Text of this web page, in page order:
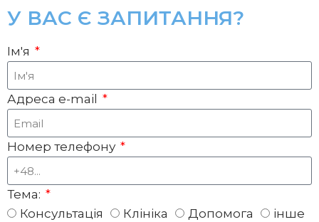
У ВАС Є ЗАПИТАННЯ?
Ім'я
Адреса e-mail
Номер телефону
Тема:
Консультація
Клініка Допомога
інше